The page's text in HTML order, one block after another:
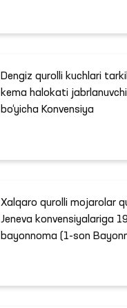
Dengiz qurolli kuchlari
kema halokati
bo‘yicha Konvensiya
Xalqaro qurolli mojarolar
Jeneva konvensiyalariga
bayonnoma (1-son